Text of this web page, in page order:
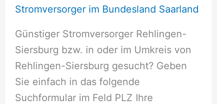
Stromversorger im Bundesland Saarland
Günstiger Stromversorger Rehlingen-
Siersburg bzw. in oder im Umkreis von
Rehlingen-Siersburg gesucht? Geben
Sie einfach in das folgende
Suchformular im Feld PLZ Ihre